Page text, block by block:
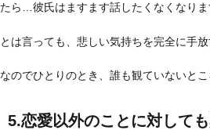
も
味
も
たら…彼氏はますます話したくなくなりま
とは言っても、悲しい気持ちを完全に手
なのでひとりのとき、誰も観ていないと
5.恋愛以外のことに対して